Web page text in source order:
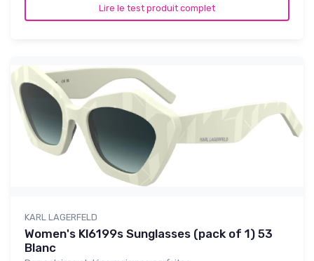
Lire le test produit complet
KARL LAGERFELD
Women's Kl6199s Sunglasses (pack of 1) 53
Blanc